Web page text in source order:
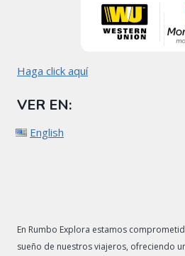
Haga click aquí
VER EN:
English
En Rumbo Explora estamos
sueño de nuestros viajeros, ofreciendo